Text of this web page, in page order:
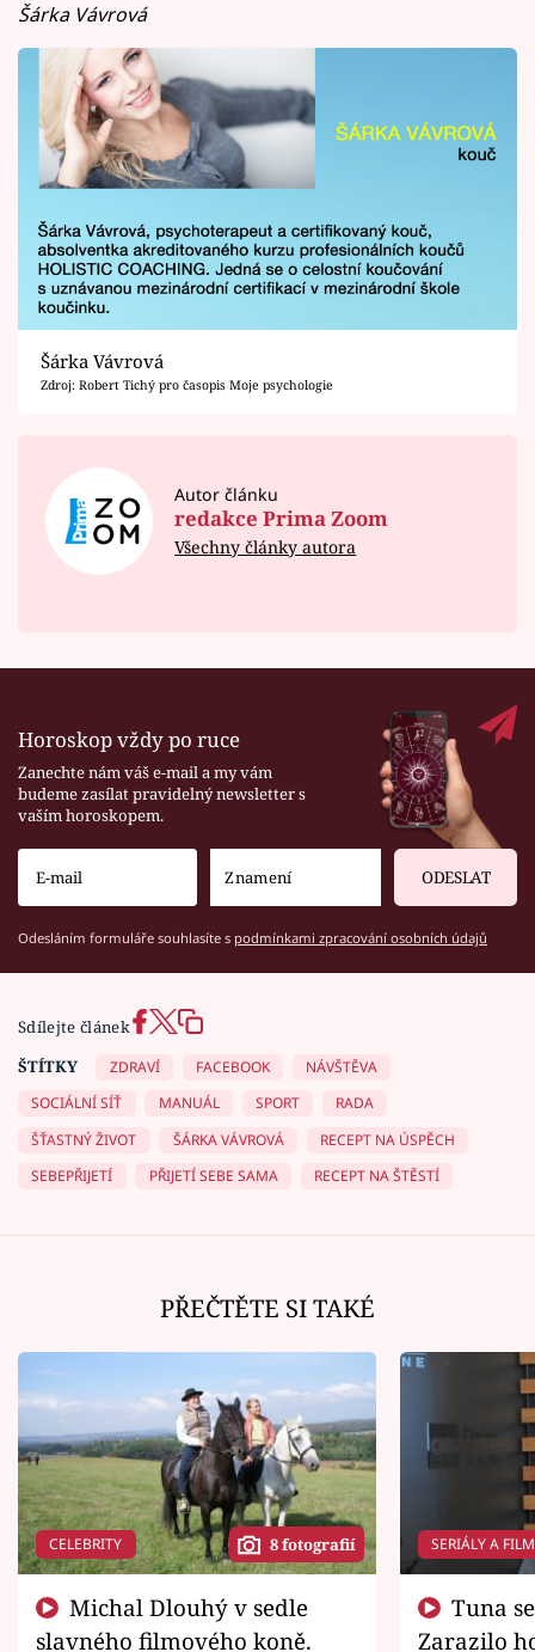
Šárka Vávrová
Šárka Vávrová
Zdroj: Robert Tichý pro časopis Moje psychologie
Autor článku
redakce Prima Zoom
Všechny články autora
Horoskop vždy po ruce
Zanechte nám váš e-mail a my vám
budeme zasílat pravidelný newsletter s
vaším horoskopem.
ODESLAT
Odesláním formuláře souhlasíte s podmínkami zpracování osobních údajů
Sdílejte článek
ŠTÍTKY
ZDRAVÍ FACEBOOK
NÁVŠTĚVA
SOCIÁLNÍ SÍŤ
MANUÁL SPORT
RADA
ŠŤASTNÝ ŽIVOT
ŠÁRKA VÁVROVÁ
RECEPT NA ÚSPĚCH
SEBEPŘIJETÍ
PŘIJETÍ SEBE SAMA RECEPT NA ŠTĚSTÍ
PŘEČTĚTE SI TAKÉ
CELEBRITY 8 fotografií
slavného filmového koně.
SERIÁLY A
Zarazilo